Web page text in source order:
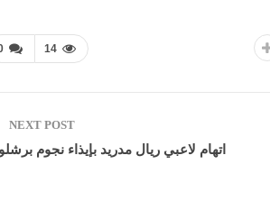
14
NEXT POST
اتهام لاعبي ريال مدريد بإيذاء نجوم